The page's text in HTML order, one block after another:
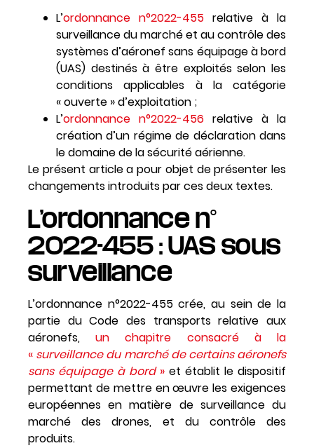
L’ordonnance n°2022-455 relative à la
surveillance du marché et au contrôle des
systèmes d’aéronef sans équipage à bord
(UAS) destinés à être exploités selon les
conditions applicables à la catégorie
« ouverte » d’exploitation ;
L’ordonnance n°2022-456 relative à la
création d’un régime de déclaration dans
le domaine de la sécurité aérienne.
Le présent article a pour objet de présenter les
changements introduits par ces deux textes.
L’ordonnance n°
2022-455 : UAS sous
surveillance
L’ordonnance n°2022-455 crée, au sein de la
partie du Code des transports relative aux
aéronefs,un chapitre consacré à la
« surveillance du marché de certains aéronefs
sans équipage à bord» et établit le dispositif
permettant de mettre en œuvre les exigences
européennes en matière de surveillance du
marché des drones, et du contrôle des
produits.